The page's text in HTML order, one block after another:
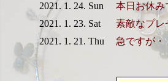
2021. 1. 24. Sun
本日お休み
2021. 1. 23. Sat
素敵なプレ
2021. 1. 21. Thu
急ですが・